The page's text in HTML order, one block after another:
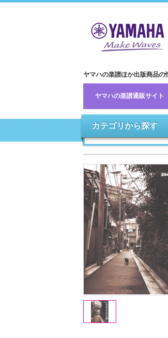
ヤマハの楽譜ほか出版商品の
ヤマハの楽譜通販サイト
カテゴリから探す